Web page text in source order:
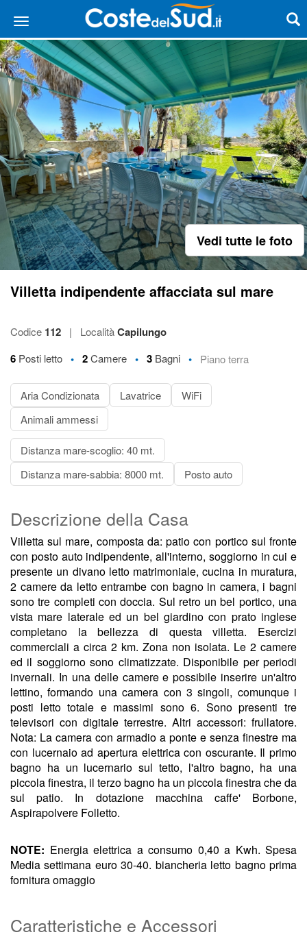
Vedi tutte le foto
Villetta indipendente affacciata sul mare
Codice 112 | LocalitàCapilungo
6 Posti letto • 2Camere • 3 Bagni • Piano terra
Aria Condizionata Lavatrice
WiFi
Animali ammessi
Distanza mare-scoglio: 40 mt.
Distanza mare-sabbia: 8000 mt.
Posto auto
Descrizione della Casa
Villetta sul mare, composta da: patio con portico sul fronte
con posto auto indipendente, all'interno, soggiorno in cui e
presente un divano letto matrimoniale, cucina in muratura,
2 camere da letto entrambe con bagno in camera, i bagni
sono tre completi con doccia. Sul retro un bel portico, una
vista mare laterale ed un bel giardino con prato inglese
completano la bellezza di questa villetta. Esercizi
commerciali a circa 2 km. Zona non isolata. Le 2 camere
ed il soggiorno sono climatizzate. Disponibile per periodi
invernali. In una delle camere e possibile inserire un'altro
lettino, formando una camera con 3 singoli, comunque i
posti letto totale e massimi sono 6. Sono presenti tre
televisori con digitale terrestre. Altri accessori: frullatore.
Nota: La camera con armadio a ponte e senza finestre ma
con lucernaio ad apertura elettrica con oscurante. Il primo
bagno ha un lucernario sul tetto, l'altro bagno, ha una
piccola finestra, il terzo bagno ha un piccola finestra che da
sul patio. In dotazione macchina caffe' Borbone,
Aspirapolvere Folletto.
NOTE: Energia elettrica a consumo 0,40 a Kwh. Spesa
Media settimana euro 30-40. biancheria letto bagno prima
fornitura omaggio
Caratteristiche e Accessori